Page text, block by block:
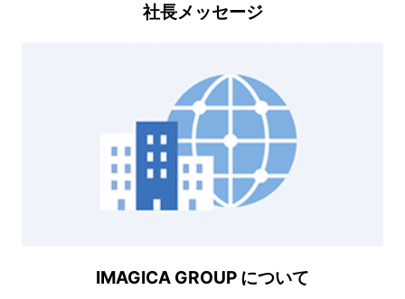
社長メッセージ
IMAGICA GROUP について